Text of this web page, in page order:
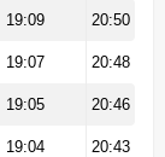
19:09 20:50
19:07 20:48
19:05 20:46
19:04 20:43